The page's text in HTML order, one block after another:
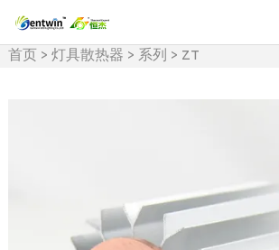
首页 > 灯具散热器 > 系列 > ZT